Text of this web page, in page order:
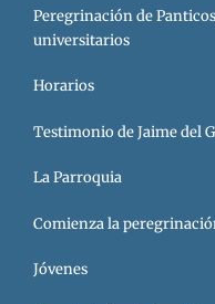
Peregrinación de
universitarios
Horarios
Testimonio de Jaime del
La Parroquia
Comienza la
Jóvenes